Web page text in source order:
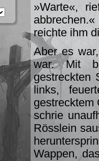
»Warte«,
reichte ihm
Aber es
war. Mit
gestreckten
links,
gestrecktem
schrie
Rösslein
Wappen,